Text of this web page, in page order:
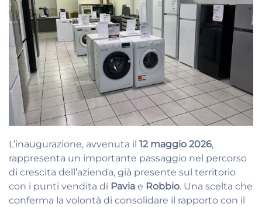
L’inaugurazione, avvenuta il 12 maggio 2026,
rappresenta un importante passaggio nel percorso
di crescita dell’azienda, già presente sul territorio
con i punti vendita di Pavia e Robbio. Una scelta che
conferma la volontà di consolidare il rapporto con il